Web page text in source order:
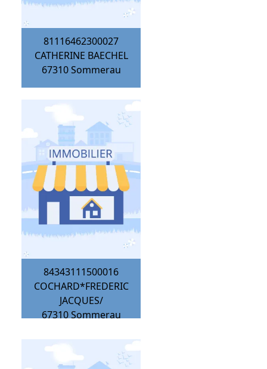
81116462300027
CATHERINE BAECHEL
67310 Sommerau
84343111500016
COCHARD*FREDERIC
JACQUES/
67310 Sommerau